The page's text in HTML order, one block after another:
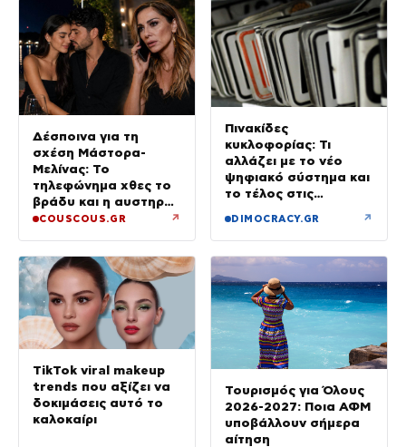
Δέσποινα για τη
σχέση Μάστορα-
Μελίνας: Το
τηλεφώνημα χθες το
βράδυ και η αυστηρή
προειδοποίηση
COUSCOUS.GR ↗
Πινακίδες
κυκλοφορίας: Τι
αλλάζει με το νέο
ψηφιακό σύστημα και
το τέλος στις
DIMOCRACY.GR ↗
TikTok viral makeup
trends που αξίζει να
δοκιμάσεις αυτό το
καλοκαίρι
Τουρισμός για Όλους
2026-2027: Ποια ΑΦΜ
υποβάλλουν σήμερα
αίτηση